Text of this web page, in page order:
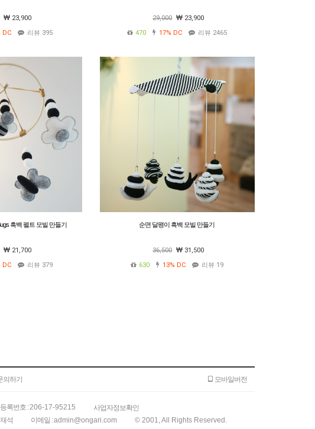
23,900
DC 리뷰 395
29,000
23,900
470
17% DC 리뷰 2465
흑백 펠트 모빌 만들기
21,700
DC 리뷰 379
순면 달팽이 흑백 모빌 만들기
36,500
31,500
630
13% DC 리뷰 19
의하기 모바일버전
록번호 :206-17-95215
사업자정보확인
석 이메일 :admin@ongari.com © 2001, All Rights Reserved.